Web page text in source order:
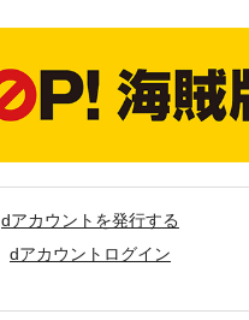
dアカウントを発行する
dアカウントログイン